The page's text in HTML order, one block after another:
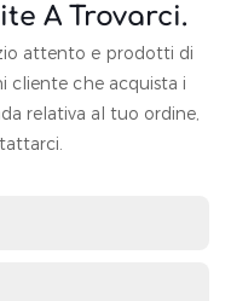
A Trovarci.
attento e prodotti di
cliente che acquista i
relativa al tuo ordine,